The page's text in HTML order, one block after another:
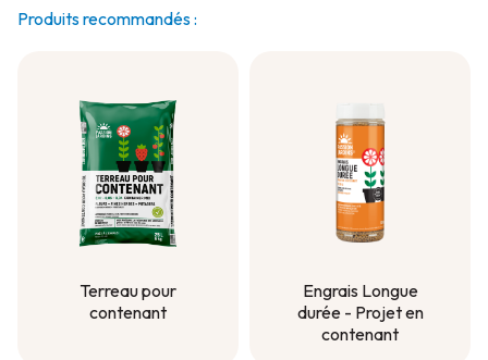
Produits recommandés :
Terreau pour
contenant
Engrais Longue
durée - Projet en
contenant